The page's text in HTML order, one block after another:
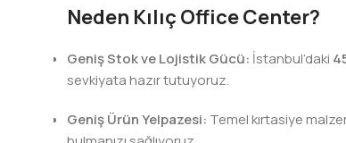
Neden Kılıç Office Center?
Geniş Stok ve Lojistik Gücü: İstanbul’daki
sevkiyata hazır tutuyoruz.
Geniş Ürün Yelpazesi: Temel kırtasiye